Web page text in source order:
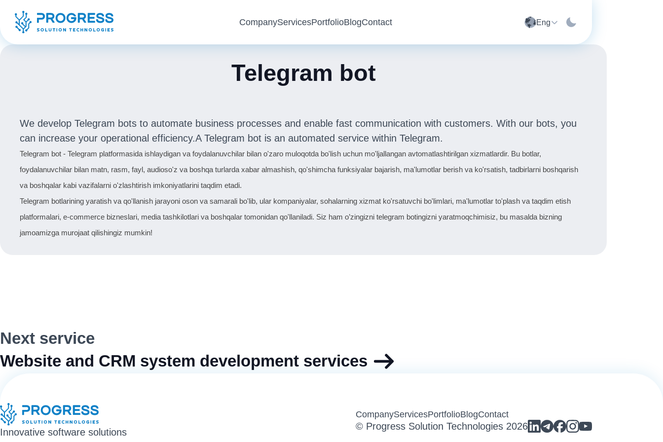
CompanyServicesPortfolioBlogContact Eng
Telegram bot
We develop Telegram bots to automate business processes and enable fast communication with customers. With our bots, you
can increase your operational efficiency.A Telegram bot is an automated service within Telegram.
Telegram bot - Telegram platformasida ishlaydigan va foydalanuvchilar bilan o'zaro muloqotda bo'lish uchun mo'ljallangan avtomatlashtirilgan xizmatlardir. Bu botlar,
foydalanuvchilar bilan matn, rasm, fayl, audioso'z va boshqa turlarda xabar almashish, qo'shimcha funksiyalar bajarish, ma'lumotlar berish va ko'rsatish, tadbirlarni boshqarish
va boshqalar kabi vazifalarni o'zlashtirish imkoniyatlarini taqdim etadi.
Telegram botlarining yaratish va qo'llanish jarayoni oson va samarali bo'lib, ular kompaniyalar, sohalarning xizmat ko'rsatuvchi bo'limlari, ma'lumotlar to'plash va taqdim etish
platformalari, e-commerce bizneslari, media tashkilotlari va boshqalar tomonidan qo'llaniladi. Siz ham o’zingizni telegram botingizni yaratmoqchimisiz, bu masalda bizning
jamoamizga murojaat qilishingiz mumkin!
Next service
Website and CRM system development services
Innovative software solutions
CompanyServicesPortfolioBlogContact
© Progress Solution Technologies 2026